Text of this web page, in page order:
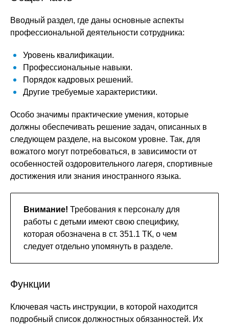
Вводный раздел, где даны основные аспекты
профессиональной деятельности сотрудника:
Уровень квалификации.
Профессиональные навыки.
Порядок кадровых решений.
Другие требуемые характеристики.
Особо значимы практические умения, которые
должны обеспечивать решение задач, описанных в
следующем разделе, на высоком уровне. Так, для
вожатого могут потребоваться, в зависимости от
особенностей оздоровительного лагеря, спортивные
достижения или знания иностранного языка.
Внимание! Требования к персоналу для
работы с детьми имеют свою специфику,
которая обозначена в ст. 351.1 ТК, о чем
следует отдельно упомянуть в разделе.
Функции
Ключевая часть инструкции, в которой находится
подробный список должностных обязанностей. Их